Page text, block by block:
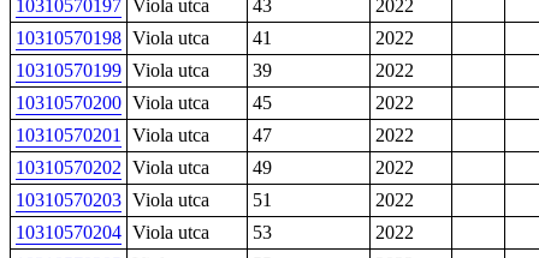
10310570197 Viola utca 43
2022
10310570198 Viola utca 41
2022
10310570199 Viola utca 39
2022
10310570200 Viola utca 45
2022
10310570201
Viola utca 47
2022
10310570202 Viola utca 49
2022
10310570203 Viola utca 51
2022
10310570204 Viola utca 53
2022